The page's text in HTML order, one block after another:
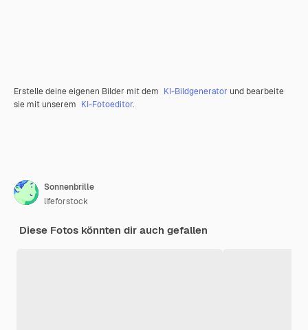
Erstelle deine eigenen Bilder mit dem KI-Bildgenerator und bearbeite
sie mit unserem KI-Fotoeditor.
Sonnenbrille
lifeforstock
Diese Fotos könnten dir auch gefallen